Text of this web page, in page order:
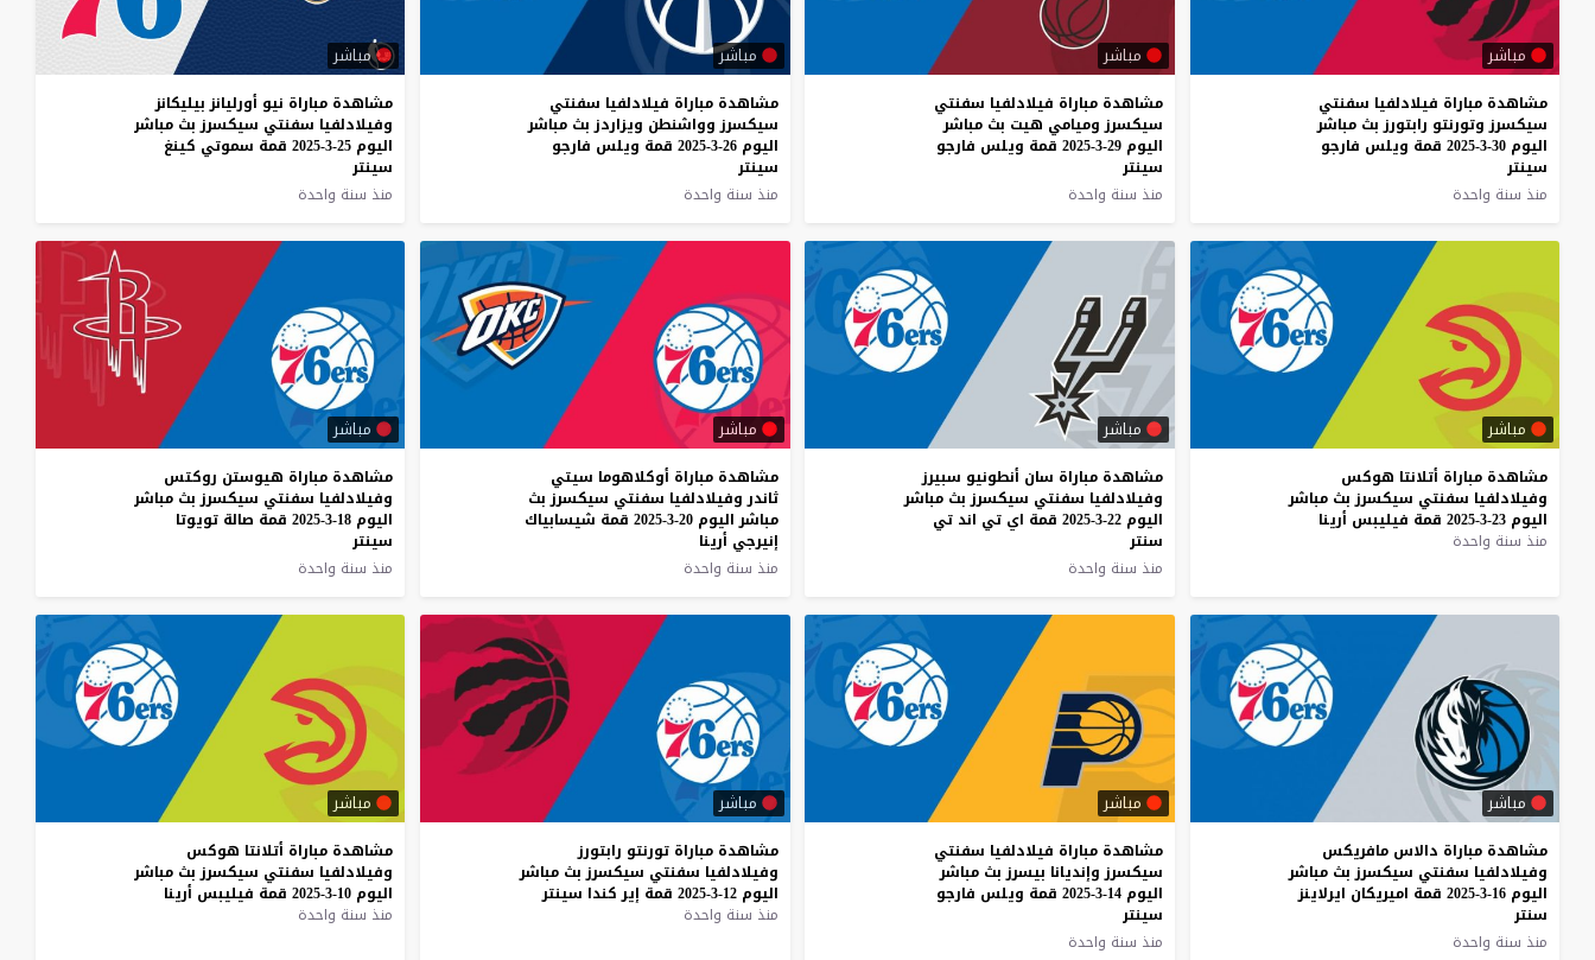
مباشر
مشاهدة مباراة فيلادلفيا سفنتي
سيكسرز وتورنتو رابتورز بث مباشر
اليوم 30-3-2025 قمة ويلس فارجو
سينتر
منذ سنة واحدة
مباشر
مشاهدة مباراة فيلادلفيا سفنتي
سيكسرز وميامي هيت بث مباشر
اليوم 29-3-2025 قمة ويلس فارجو
سينتر
منذ سنة واحدة
مباشر
مشاهدة مباراة فيلادلفيا سفنتي
سيكسرز وواشنطن ويزاردز بث مباشر
اليوم 26-3-2025 قمة ويلس فارجو
سينتر
منذ سنة واحدة
مباشر
مشاهدة مباراة نيو أورليانز بيليكانز
وفيلادلفيا سفنتي سيكسرز بث مباشر
اليوم 25-3-2025 قمة سموتي كينغ
سينتر
منذ سنة واحدة
مباشر
مشاهدة مباراة أتلانتا هوكس
وفيلادلفيا سفنتي سيكسرز بث مباشر
اليوم 23-3-2025 قمة فيليبس أرينا
منذ سنة واحدة
مباشر
مشاهدة مباراة سان أنطونيو سبيرز
وفيلادلفيا سفنتي سيكسرز بث مباشر
اليوم 22-3-2025 قمة اي تي اند تي
سنتر
منذ سنة واحدة
مباشر
مشاهدة مباراة أوكلاهوما سيتي
ثاندر وفيلادلفيا سفنتي سيكسرز بث
مباشر اليوم 20-3-2025 قمة شيسابياك
إنيرجي أرينا
منذ سنة واحدة
مباشر
مشاهدة مباراة هيوستن روكتس
وفيلادلفيا سفنتي سيكسرز بث مباشر
اليوم 18-3-2025 قمة صالة تويوتا
سينتر
منذ سنة واحدة
مباشر
مشاهدة مباراة دالاس مافريكس
وفيلادلفيا سفنتي سيكسرز بث مباشر
اليوم 16-3-2025 قمة اميريكان ايرلاينز
سنتر
منذ سنة واحدة
مباشر
مشاهدة مباراة فيلادلفيا سفنتي
سيكسرز وإنديانا بيسرز بث مباشر
اليوم 14-3-2025 قمة ويلس فارجو
سينتر
منذ سنة واحدة
مباشر
مشاهدة مباراة تورنتو رابتورز
وفيلادلفيا سفنتي سيكسرز بث مباشر
اليوم 12-3-2025 قمة إير كندا سينتر
منذ سنة واحدة
مباشر
مشاهدة مباراة أتلانتا هوكس
وفيلادلفيا سفنتي سيكسرز بث مباشر
اليوم 10-3-2025 قمة فيليبس أرينا
منذ سنة واحدة